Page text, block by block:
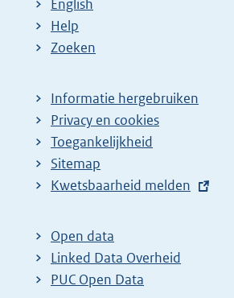
English
Help
Zoeken
Informatie hergebruiken
Privacy en cookies
Toegankelijkheid
Sitemap
E
t
e
r
Kwetsbaarheid melden
Open data
Linked Data Overheid
PUC Open Data